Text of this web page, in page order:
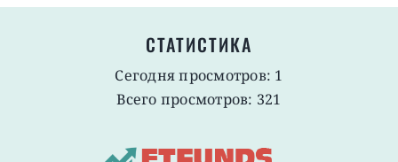
СТАТИСТИКА
Сегодня просмотров: 1
Всего просмотров: 321